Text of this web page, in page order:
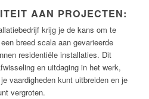
AAN PROJECTEN:
krijg je de kans om te
breed scala aan gevarieerde
residentiële installaties. Dit
en uitdaging in het werk,
vaardigheden kunt uitbreiden en je
vergroten.